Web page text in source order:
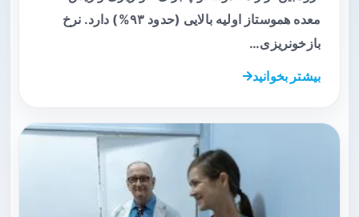
معده هموستاز اولیه بالایی (حدود ۹۳%) دارد. نرخ
بازخونریزی…
بیشتر بخوانید